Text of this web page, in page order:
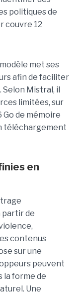
politiques de
couvre 12
met ses
afin de faciliter
Mistral, il
limitées, sur
Go de mémoire
téléchargement
en
partir de
contenus
sur une
peuvent
la forme de
Une